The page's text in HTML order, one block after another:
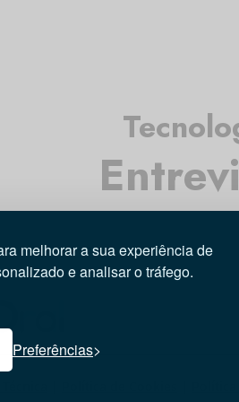
melhorar a sua experiência de
e analisar o tráfego.
Preferências